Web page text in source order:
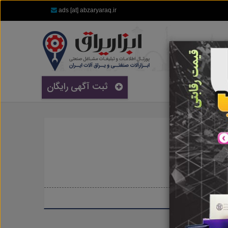
ads [at] abzaryaraq.ir
ثبت آگهی رایگان